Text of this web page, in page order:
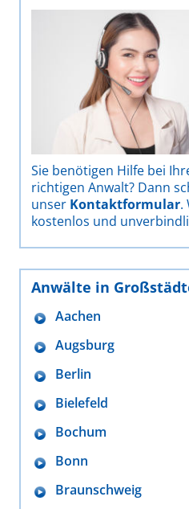
Sie benötigen Hilfe bei
richtigen Anwalt? Dann
unser Kontaktformular.
kostenlos und
Anwälte in
Aachen
Augsburg
Berlin
Bielefeld
Bochum
Bonn
Braunschweig